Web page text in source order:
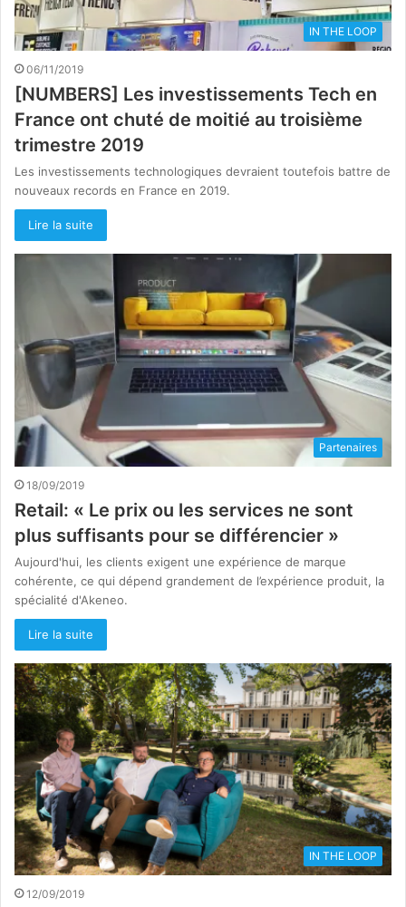
IN THE LOOP
06/11/2019
[NUMBERS] Les investissements Tech en
France ont chuté de moitié au troisième
trimestre 2019
Les investissements technologiques devraient toutefois battre de
nouveaux records en France en 2019.
Lire la suite
Partenaires
18/09/2019
Retail: « Le prix ou les services ne sont
plus suffisants pour se différencier »
Aujourd'hui, les clients exigent une expérience de marque
cohérente, ce qui dépend grandement de l’expérience produit, la
spécialité d'Akeneo.
Lire la suite
IN THE LOOP
12/09/2019